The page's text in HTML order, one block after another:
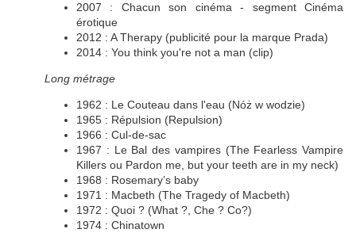
2007 : Chacun son cinéma - segment Cinéma
érotique
2012 : A Therapy (publicité pour la marque Prada)
2014 : You think you're not a man (clip)
Long métrage
1962 : Le Couteau dans l'eau (Nóż w wodzie)
1965 : Répulsion (Repulsion)
1966 : Cul-de-sac
1967 : Le Bal des vampires (The Fearless Vampire
Killers ou Pardon me, but your teeth are in my neck)
1968 : Rosemary’s baby
1971 : Macbeth (The Tragedy of Macbeth)
1972 : Quoi ? (What ?, Che ? Co?)
1974 : Chinatown